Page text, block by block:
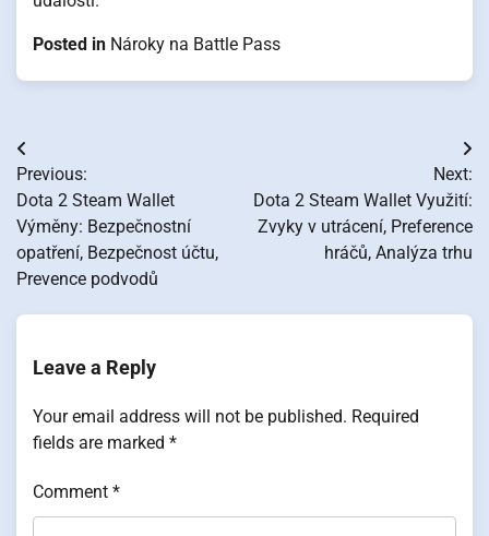
Posted in Nároky na Battle Pass
Post
navigation
Previous:
Dota 2 Steam Wallet
Výměny: Bezpečnostní
opatření, Bezpečnost účtu,
Prevence podvodů
Next:
Dota 2 Steam Wallet Využití:
Zvyky v utrácení, Preference
hráčů, Analýza trhu
Leave a Reply
Your email address will not be published. Required
fields are marked *
Comment *